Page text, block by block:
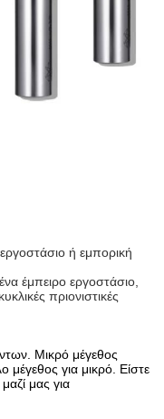
ή εμπορική
έμπειρο εργοστάσιο,
πριονιστικές
Μικρό μέγεθος
μέγεθος για μικρό. Είστε
μας για